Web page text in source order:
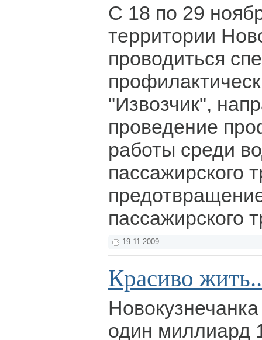
С 18 по 29
территории
проводиться
"Извозчик",
проведение
работы среди
пассажирского
пассажирского
19.11.2009
Красиво
один миллиард